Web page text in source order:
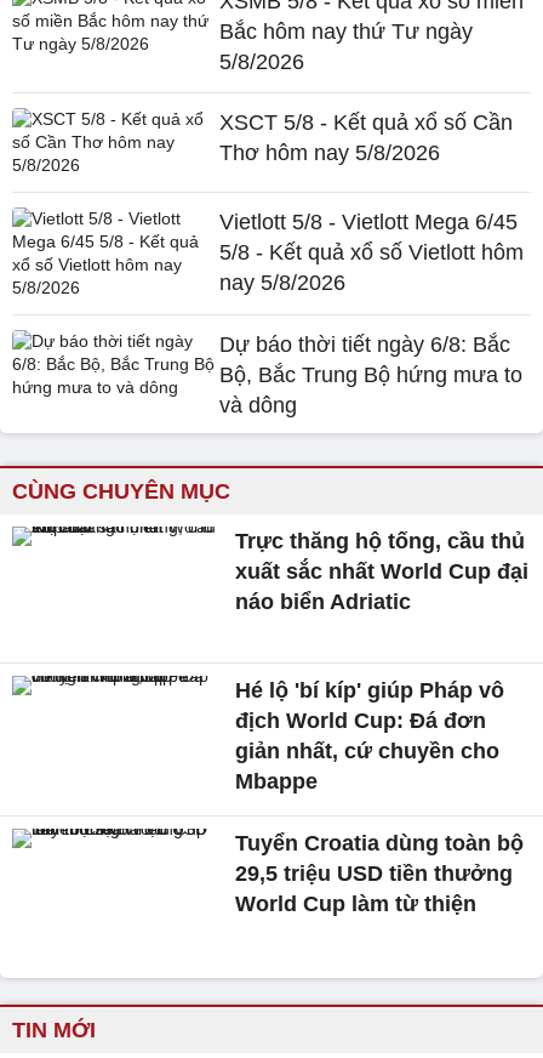
Bắc hôm nay thứ Tư ngày
5/8/2026
XSCT 5/8 - Kết quả xổ số Cần
Thơ hôm nay 5/8/2026
Vietlott 5/8 - Vietlott Mega 6/45
5/8 - Kết quả xổ số Vietlott hôm
nay 5/8/2026
Dự báo thời tiết ngày 6/8: Bắc
Bộ, Bắc Trung Bộ hứng mưa to
và dông
CÙNG CHUYÊN MỤC
Trực thăng hộ tống, cầu thủ
xuất sắc nhất World Cup đại
náo biển Adriatic
Hé lộ 'bí kíp' giúp Pháp vô
địch World Cup: Đá đơn
giản nhất, cứ chuyền cho
Mbappe
Tuyển Croatia dùng toàn bộ
29,5 triệu USD tiền thưởng
World Cup làm từ thiện
TIN MỚI